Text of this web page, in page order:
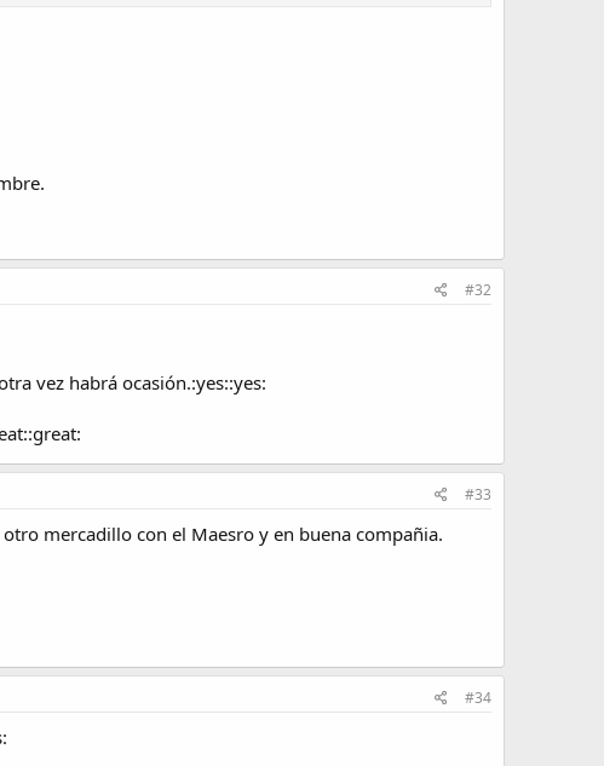
#32
vez habrá ocasión.:yes::yes:
#33
mercadillo con el Maesro y en buena compañia.
#34